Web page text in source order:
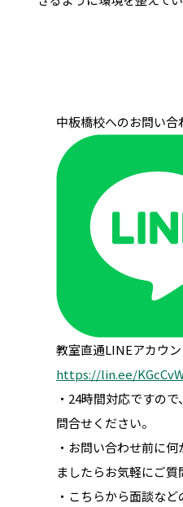
中板橋校へのお問い
教室直通LINEアカウン
https://lin.ee/
・24時間対応ですの
問合せください。
・お問い合わせ前に
ましたらお気軽にご質
・こちらから面談な